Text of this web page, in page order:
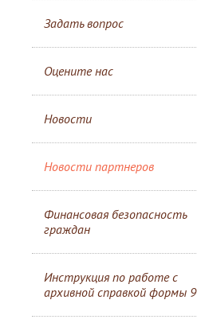
Задать вопрос
Оцените нас
Новости
Новости партнеров
Финансовая безопасность
граждан
Инструкция по работе с
архивной справкой формы 9